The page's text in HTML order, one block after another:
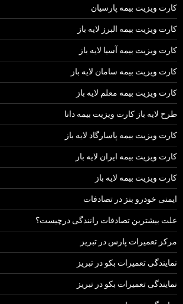
کارت ویزیت بیمه پارسیان
کارت ویزیت بیمه البرز لایه باز
کارت ویزیت بیمه آسیا لایه باز
کارت ویزیت بیمه سامان لایه باز
کارت ویزیت بیمه معلم لایه باز
طرح لایه باز کارت ویزیت بیمه دانا
کارت ویزیت بیمه پاسارگاد لایه باز
کارت ویزیت بیمه ایران لایه باز
کارت ویزیت بیمه لایه باز
ایمنی خودرو بنز در تصادفات
علت بیشترین تصادفات رانندگی درچیست؟
مرکز تعمیرات پارس در تبریز
نمایندگی تعمیرات بکو در تبریز
نمایندگی تعمیرات بکو در تبریز